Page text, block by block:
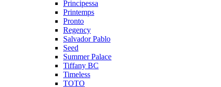
Principessa
Printemps
Pronto
Regency
Salvador Pablo
Seed
Summer Palace
Tiffany BC
Timeless
TOTO